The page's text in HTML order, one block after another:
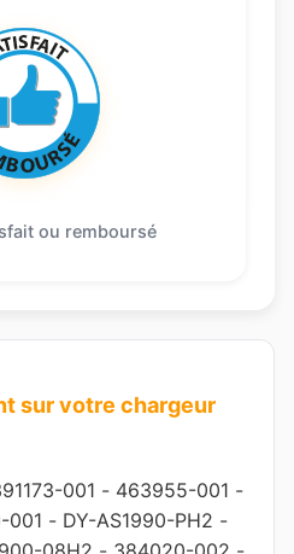
ou remboursé
sur votre chargeur
001 - 463955-001 -
001 - DY-AS1990-PH2 -